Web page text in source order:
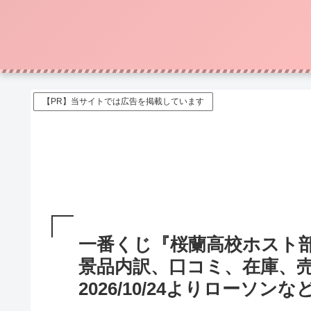
【PR】当サイトでは広告を掲載しています
一番くじ『桜蘭高校ホスト
景品内訳、口コミ、在庫、
2026/10/24よりローソンな